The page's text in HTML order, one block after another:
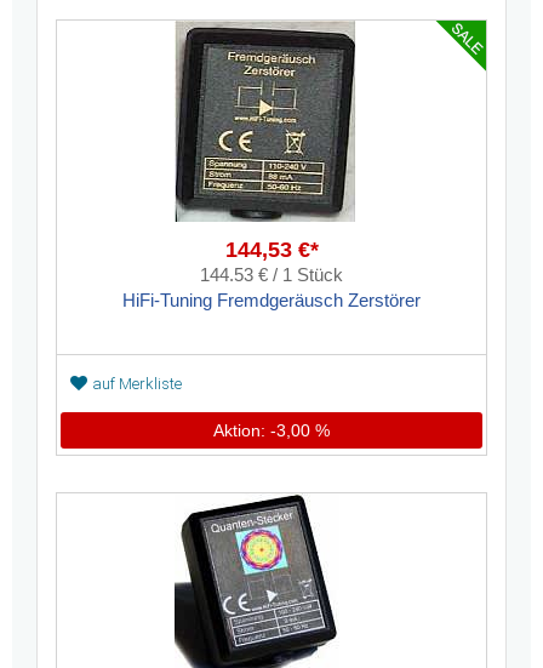
144,53 €*
144.53 € / 1 Stück
HiFi-Tuning Fremdgeräusch Zerstörer
auf Merkliste
Aktion: -3,00 %